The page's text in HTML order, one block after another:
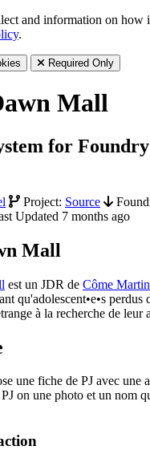
and information on how
.
Required Only
Mall
for
Project: Source
Updated 7 months ago
Mall
est un JDR de Côme Martin
qu'adolescent•e•s perdus
à la recherche de leur
une fiche de PJ avec une
on une photo et un nom